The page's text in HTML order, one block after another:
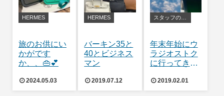
HERMES
旅のお供にい
かがです
か、、👜💕
2024.05.03
HERMES
バーキン35と
40とビジネス
マン
2019.07.12
スタッフの日常
年末年始にウ
ラジオストク
に行ってきま
2019.02.01